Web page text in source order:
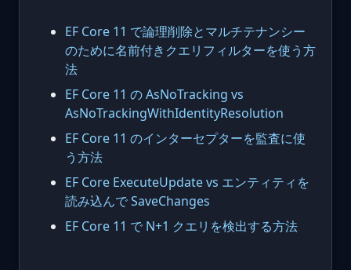
EF Core 11 で論理削除とマルチテナンシー
のために名前付きクエリフィルターを使う方
法
EF Core 11 の AsNoTracking vs
AsNoTrackingWithIdentityResolution
EF Core 11 のインターセプターを監査に使
う方法
EF Core ExecuteUpdate vs エンティティを
読み込んで SaveChanges
EF Core 11 で N+1 クエリを検出する方法